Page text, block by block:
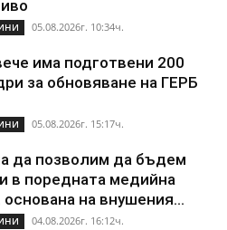
05.08.2026г. 10:34ч.
има подготвени 200
за обновяване на ГЕРБ
05.08.2026г. 15:17ч.
да позволим да бъдем
в поредната медийна
основана на внушения...
04.08.2026г. 16:12ч.